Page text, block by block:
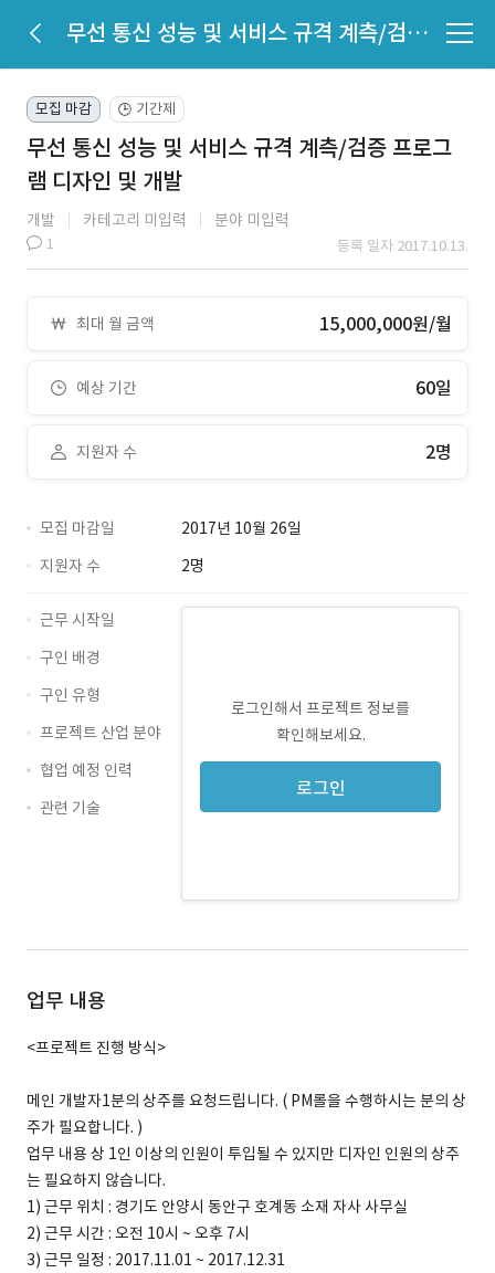
무선 통신 성능 및 서비스 규격 계측/검증 프로그램 디자인 및 개발
모집 마감 🕒 기간제
무선 통신 성능 및 서비스 규격 계측/검증 프로그
램 디자인 및 개발
개발 카테고리 미입력 분야 미입력
1 등록 일자 2017.10.13.
최대 월 금액 15,000,000원/월
예상 기간 60일
지원자 수 2명
모집 마감일
2017년 10월 26일
지원자 수
2명
로그인해서 프로젝트 정보를
확인해보세요.
로그인
근무 시작일
구인 배경
구인 유형
프로젝트 산업 분야
협업 예정 인력
관련 기술
Photoshop · 경력 무관
C# · 경력 무관
업무 내용
<프로젝트 진행 방식>
메인 개발자1분의 상주를 요청드립니다. ( PM롤을 수행하시는 분의 상
주가 필요합니다. )
업무 내용 상 1인 이상의 인원이 투입될 수 있지만 디자인 인원의 상주
는 필요하지 않습니다.
1) 근무 위치 : 경기도 안양시 동안구 호계동 소재 자사 사무실
2) 근무 시간 : 오전 10시 ~ 오후 7시
3) 근무 일정 : 2017.11.01 ~ 2017.12.31